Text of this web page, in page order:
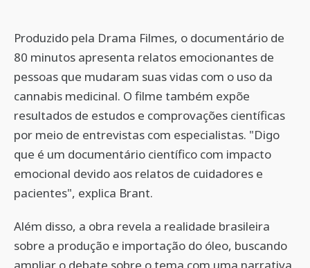
Produzido pela Drama Filmes, o documentário de
80 minutos apresenta relatos emocionantes de
pessoas que mudaram suas vidas com o uso da
cannabis medicinal. O filme também expõe
resultados de estudos e comprovações científicas
por meio de entrevistas com especialistas. "Digo
que é um documentário científico com impacto
emocional devido aos relatos de cuidadores e
pacientes", explica Brant.
Além disso, a obra revela a realidade brasileira
sobre a produção e importação do óleo, buscando